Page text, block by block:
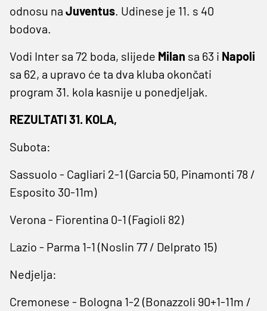
odnosu na Juventus. Udinese je 11. s 40
bodova.
Vodi Inter sa 72 boda, slijede Milan sa 63 i Napoli
sa 62, a upravo će ta dva kluba okončati
program 31. kola kasnije u ponedjeljak.
REZULTATI 31. KOLA,
Subota:
Sassuolo - Cagliari 2-1 (Garcia ⁠50, Pinamonti 78 /
Esposito 30-11m)
Verona - Fiorentina 0-1 (Fagioli 82)
Lazio - Parma 1-1 (Noslin 77 / Delprato 15)
Nedjelja:
Cremonese - Bologna 1-2 (Bonazzoli 90+1-11m /